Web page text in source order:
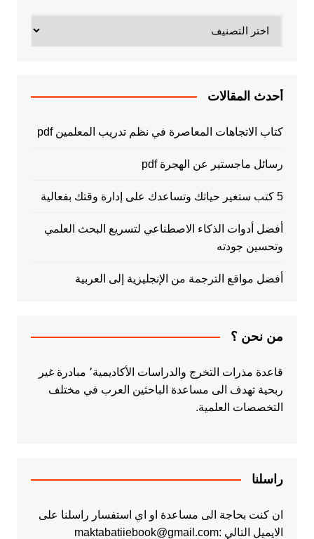
أحدث المقالات
كتاب الاتجاهات المعاصرة في نظم تدريب المعلمين pdf
رسائل ماجستير عن الهجرة pdf
5 كتب ستغير حياتك وتساعدك على إدارة وقتك بفعالية
أفضل أدوات الذكاء الاصطناعي لتسريع البحث العلمي
وتحسين جودته
أفضل مواقع الترجمة من الإنجليزية إلى العربية
من نحن ؟
قاعدة مذرات التخرج والدراسات الأكاديمية٬ مبادرة غير
ربحية تهدف الى مساعدة الباحثين العرب في مختلف
التخصصات العلمية.
راسلنا
ان كنت بحاجة الى مساعدة او اي استفسار راسلنا على
الايميل التالي :maktabatiiebook@gmail.com